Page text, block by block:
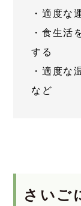
・適度な
・食生活
する
・適度な
など
さいご